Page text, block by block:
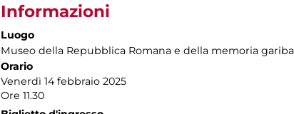
Informazioni
Luogo
Museo della Repubblica Romana e della memoria
Orario
Venerdì 14 febbraio 2025
Ore 11.30